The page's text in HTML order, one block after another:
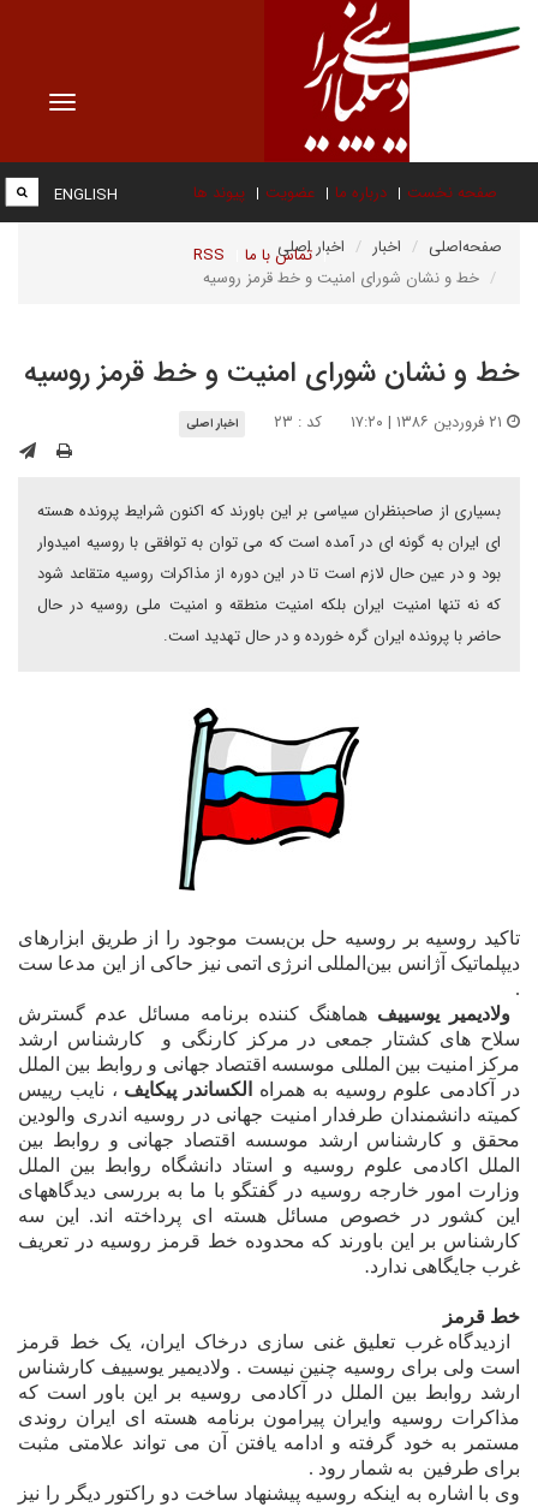
Toggle
صفحه نخست درباره ما عضویت پیوند ها
تماس با ما RSS
ENGLISH
صفحه‌اصلی اخبار
اخبار اصلی
خط و نشان شوراى امنيت و خط قرمز روسيه
خط و نشان شوراى امنيت و خط قرمز روسيه
کد : ۲۳ اخبار اصلی
بسيارى از صاحبنظران سياسى بر اين باورند که اکنون شرايط پرونده هسته
اى ایران به گونه اى در آمده است که مى توان به توافقى با روسيه اميدوار
بود و در عين حال لازم است تا در اين دوره از مذاکرات روسيه متقاعد شود
که نه تنها امنيت ايران بلکه امنيت منطقه و امنيت ملى روسيه در حال
حاضر با پرونده ايران گره خورده و در حال تهديد است.
تاکيد روسيه بر روسيه حل بن‌بست موجود را از طريق
ابزارهاى
ديپلماتيک آژانس بين‌المللى انرژى اتمى نيز حاکى از اين مدعا ست
.
ولاديمير يوسييف هماهنگ کننده برنامه مسائل عدم گسترش
سلاح هاى کشتار جمعى در مرکز کارنگى و
کارشناس ارشد
مرکز امنيت بين المللى موسسه اقتصاد جهانى و روابط بين الملل
در آکادمى علوم روسيه به همراه الکساندر پيکايف ، نايب رييس
کميته دانشمندان طرفدار امنيت جهانى در روسيه اندرى والودين
محقق و کارشناس ارشد موسسه اقتصاد جهانى و روابط بين
الملل اکادمى علوم روسيه و استاد دانشگاه روابط بين الملل
وزارت امور خارجه روسيه در گفتگو با ما به بررسى ديدگاههاى
اين کشور در خصوص مسائل هسته اى پرداخته اند. اين سه
کارشناس بر اين باورند که محدوده خط قرمز روسيه در تعريف
غرب جايگاهى ندارد.
خط قرمز
ازديدگاه غرب تعليق غنى سازى درخاک ايران، يک خط قرمز
است ولى براى روسيه چنين نيست . ولاديمير يوسييف کارشناس
ارشد روابط بين الملل در آکادمى روسيه بر اين باور است که
مذاکرات روسيه وايران پيرامون برنامه هسته اى ايران روندى
مستمر به خود گرفته و ادامه يافتن آن مى تواند علامتى مثبت
براى طرفين به شمار رود .
وى با اشاره به اينکه روسيه پيشنهاد ساخت دو راکتور ديگر را نيز